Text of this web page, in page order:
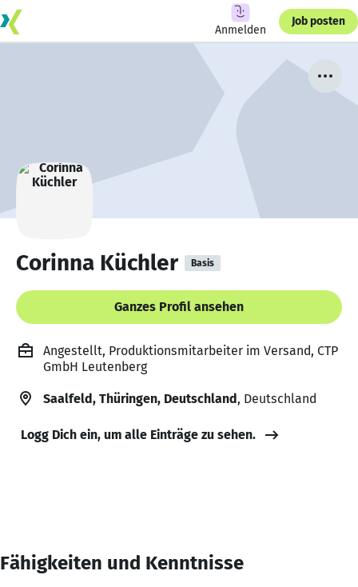
Anmelden
Job posten
Corinna Küchler Basis
Ganzes Profil ansehen
Angestellt, Produktionsmitarbeiter im Versand, CTP
GmbH Leutenberg
Saalfeld, Thüringen, Deutschland, Deutschland
Logg Dich ein, um alle Einträge zu sehen.
Fähigkeiten und Kenntnisse